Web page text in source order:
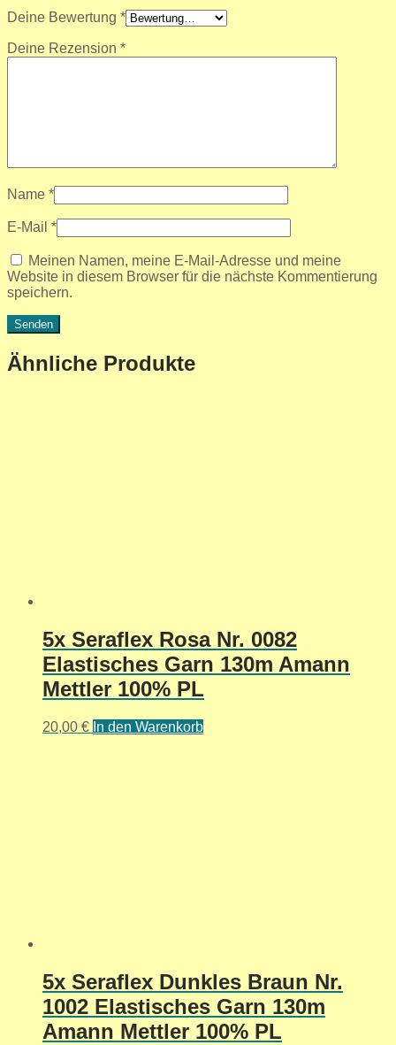
Deine Bewertung *
Deine Rezension *
Name *
E-Mail *
Meinen Namen, meine E-Mail-Adresse und meine
Website in diesem Browser für die nächste Kommentierung
speichern.
Ähnliche Produkte
5x Seraflex Rosa Nr. 0082
Elastisches Garn 130m Amann
Mettler 100% PL
20,00 € In den Warenkorb
5x Seraflex Dunkles Braun Nr.
1002 Elastisches Garn 130m
Amann Mettler 100% PL